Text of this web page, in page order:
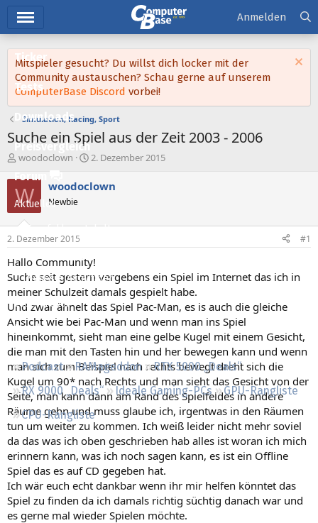
Ticker
Tests
Downloads
Preisvergleich
Forum
Aktuelles
Empfohlene Inhalte
Neueste Aktivitäten
Leserartikel
Regeln
Podcast RAMageddon
RTX 5000 „Deals“
RX 9000 „Deals“
Ideale Gaming-PCs
GPU-Rangliste
CPU-Rangliste
Anmelden
Mitspieler gesucht? Du willst dich locker mit der
Community austauschen? Schau gerne auf unserem
ComputerBase Discord vorbei!
Simulation, Racing, Sport
Suche ein Spiel aus der Zeit 2003 - 2006
E
r
s
t
e
l
e
r
woodoclown
E
s
t
a
m
2. Dezember 2015
W woodoclown
Newbie
2. Dezember 2015 #1
Hallo Community!
Suche seit gestern vergebens ein Spiel im Internet das ich in
meiner Schulzeit damals gespielt habe.
Und zwar ähnelt das Spiel Pac-Man, es is auch die gleiche
Ansicht wie bei Pac-Man und wenn man ins Spiel
hineinkommt, sieht man eine gelbe Kugel mit einem Gesicht,
die man mit den Tasten hin und her bewegen kann und wenn
man sich zum Beispiel nach rechts bewegt dreht sich die
Kugel um 90* nach Rechts und man sieht das Gesicht von der
Seite, man kann dann am Rand des Spielfeldes in andere
Räume gehn und muss glaube ich, irgentwas in den Räumen
tun um weiter zu kommen. Ich weiß leider nicht mehr soviel
da das was ich oben geschrieben hab alles ist woran ich mich
erinnern kann, was ich noch sagen kann, es ist ein Offline
Spiel das es auf CD gegeben hat.
Ich wär euch echt dankbar wenn ihr mir helfen könntet das
Spiel zu finden da ich damals richtig süchtig danach war und
es gerne mal wieder Spielen möchte.